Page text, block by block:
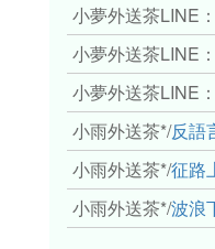
小夢外送茶LINE
小夢外送茶LINE
小夢外送茶LINE
小雨外送茶*/反語言
小雨外送茶*/征路上交織的部
小雨外送茶*/波浪